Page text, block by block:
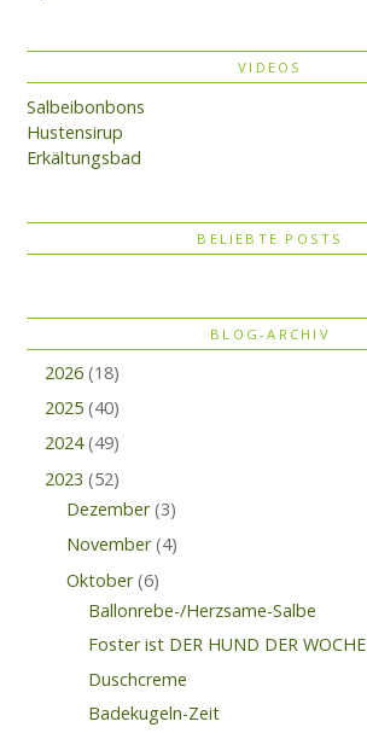
VIDEOS
Salbeibonbons
Hustensirup
Erkältungsbad
BELIEBTE POSTS
BLOG-ARCHIV
2026 (18)
2025 (40)
2024 (49)
2023 (52)
Dezember (3)
November (4)
Oktober (6)
Ballonrebe-/Herzsame-Salbe
Foster ist DER HUND DER WOCHE
Duschcreme
Badekugeln-Zeit